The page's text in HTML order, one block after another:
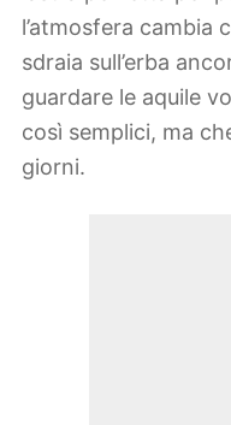
l’atmosfera cambia
sdraia sull’erba
guardare le aquile
così semplici, ma
giorni.